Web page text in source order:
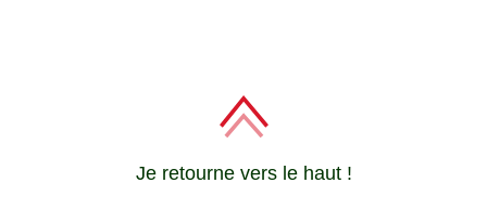
Je retourne vers le haut !